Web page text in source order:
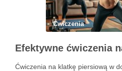
Ćwiczenia
Ćwiczenia na klatkę piersiową w